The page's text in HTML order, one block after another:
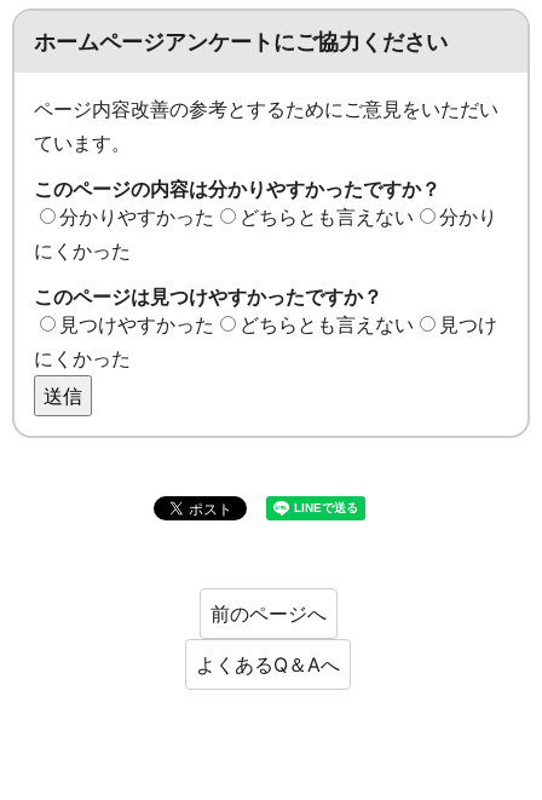
ホームページアンケートにご協力ください
ページ内容改善の参考とするためにご意見をいただい
ています。
このページの内容は分かりやすかったですか？
分かりやすかった
どちらとも言えない
分かり
にくかった
このページは見つけやすかったですか？
見つけやすかった
どちらとも言えない
見つけ
にくかった
送信
前のページへ
よくあるQ＆Aへ